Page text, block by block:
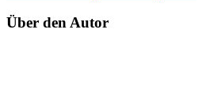
Über den Autor